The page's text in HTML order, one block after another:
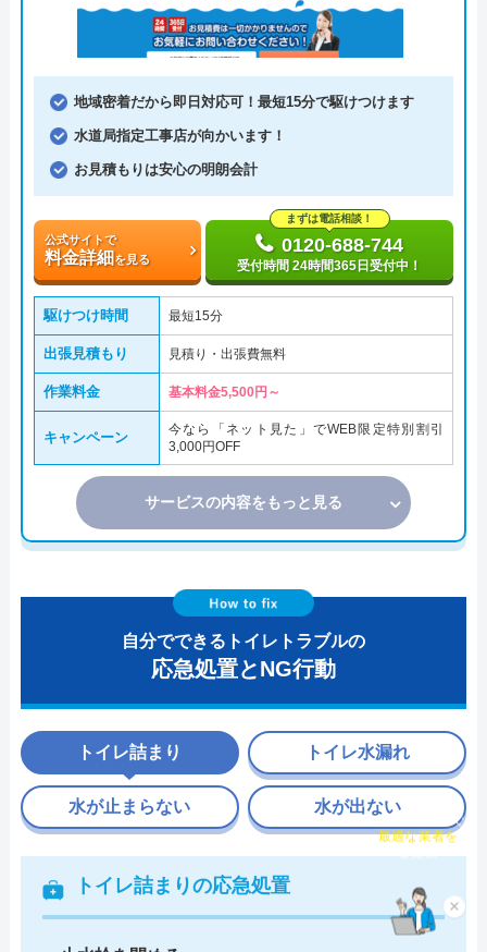
地域密着だから即日対応可！最短15分で駆けつけます
水道局指定工事店が向かいます！
お見積もりは安心の明朗会計
公式サイトで
料金詳細を見る
まずは電話相談！
0120-688-744
受付時間 24時間365日受付中！
駆けつけ時間 最短15分
出張見積もり 見積り・出張費無料
作業料金 基本料金5,500円～
キャンペーン
今なら「ネット見た」でWEB限定特別割引
3,000円OFF
サービスの内容をもっと見る
自分でできるトイレトラブルの
応急処置とNG行動
トイレ詰まり
トイレ詰まりの応急処置
トイレ水漏れ
水が止まらない 水が出ない
×
チャット診断で
最適な業者を
ご提案